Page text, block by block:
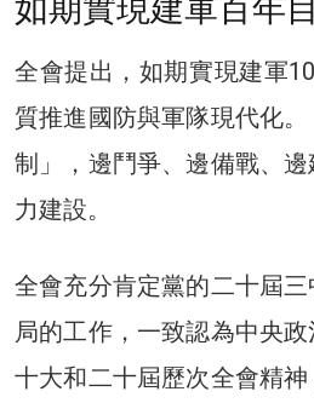
如期實現建軍百年
全會提出，如期實現建軍
質推進國防與軍隊現代化
制」，邊鬥爭、邊備戰、
力建設。
全會充分肯定黨的二十屆
局的工作，一致認為中央
十大和二十屆歷次全會精